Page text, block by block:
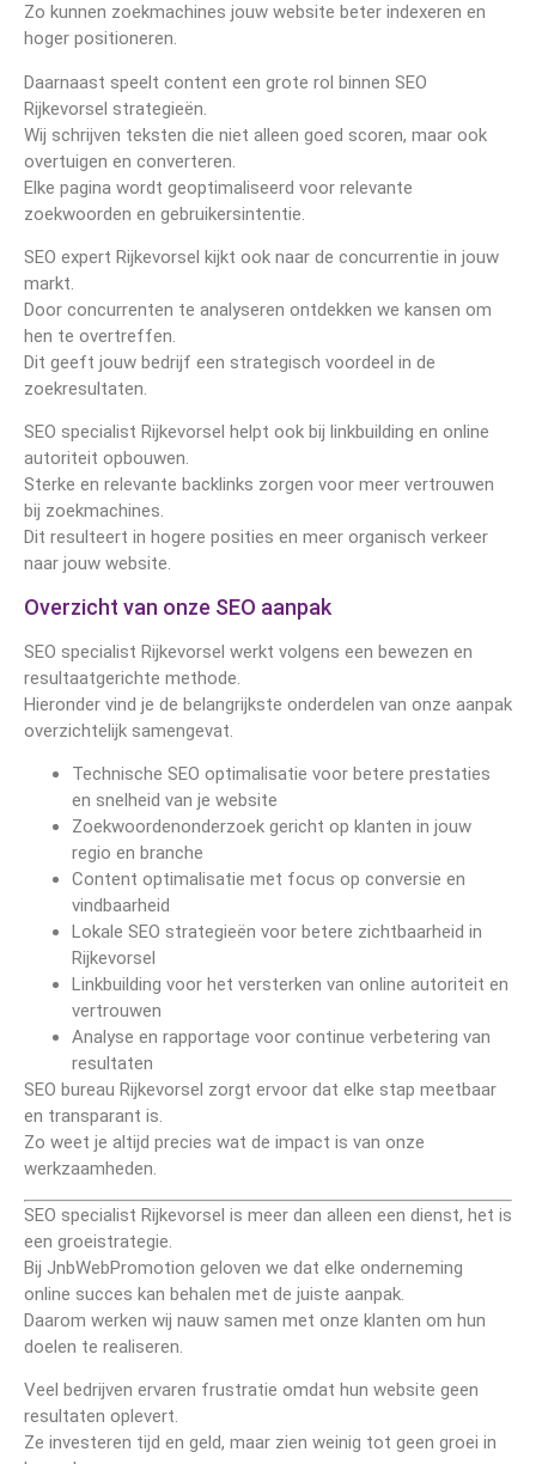
Zo kunnen zoekmachines jouw website beter indexeren en
hoger positioneren.
Daarnaast speelt content een grote rol binnen SEO
Rijkevorsel strategieën.
Wij schrijven teksten die niet alleen goed scoren, maar ook
overtuigen en converteren.
Elke pagina wordt geoptimaliseerd voor relevante
zoekwoorden en gebruikersintentie.
SEO expert Rijkevorsel kijkt ook naar de concurrentie in jouw
markt.
Door concurrenten te analyseren ontdekken we kansen om
hen te overtreffen.
Dit geeft jouw bedrijf een strategisch voordeel in de
zoekresultaten.
SEO specialist Rijkevorsel helpt ook bij linkbuilding en online
autoriteit opbouwen.
Sterke en relevante backlinks zorgen voor meer vertrouwen
bij zoekmachines.
Dit resulteert in hogere posities en meer organisch verkeer
naar jouw website.
Overzicht van onze SEO aanpak
SEO specialist Rijkevorsel werkt volgens een bewezen en
resultaatgerichte methode.
Hieronder vind je de belangrijkste onderdelen van onze aanpak
overzichtelijk samengevat.
Technische SEO optimalisatie voor betere prestaties
en snelheid van je website
Zoekwoordenonderzoek gericht op klanten in jouw
regio en branche
Content optimalisatie met focus op conversie en
vindbaarheid
Lokale SEO strategieën voor betere zichtbaarheid in
Rijkevorsel
Linkbuilding voor het versterken van online autoriteit en
vertrouwen
Analyse en rapportage voor continue verbetering van
resultaten
SEO bureau Rijkevorsel zorgt ervoor dat elke stap meetbaar
en transparant is.
Zo weet je altijd precies wat de impact is van onze
werkzaamheden.
SEO specialist Rijkevorsel is meer dan alleen een dienst, het is
een groeistrategie.
Bij JnbWebPromotion geloven we dat elke onderneming
online succes kan behalen met de juiste aanpak.
Daarom werken wij nauw samen met onze klanten om hun
doelen te realiseren.
Veel bedrijven ervaren frustratie omdat hun website geen
resultaten oplevert.
Ze investeren tijd en geld, maar zien weinig tot geen groei in